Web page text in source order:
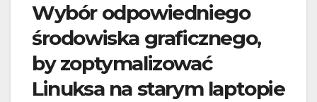
Wybór odpowiedniego
środowiska graficznego,
by zoptymalizować
Linuksa na starym laptopie